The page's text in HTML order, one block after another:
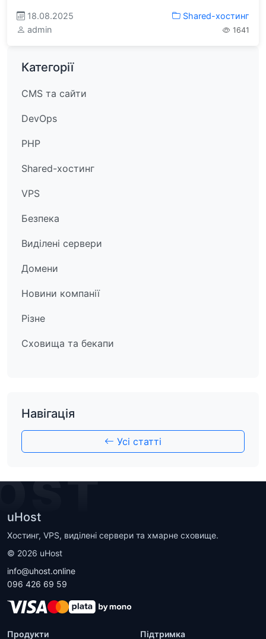
18.08.2025
admin
Shared-хостинг
1641
Категорії
CMS та сайти
DevOps
PHP
Shared-хостинг
VPS
Безпека
Виділені сервери
Домени
Новини компанії
Різне
Сховища та бекапи
Навігація
Усі статті
uHost
Хостинг, VPS, виділені сервери та хмарне сховище.
© 2026 uHost
info@uhost.online
096 426 69 59
Продукти Підтримка